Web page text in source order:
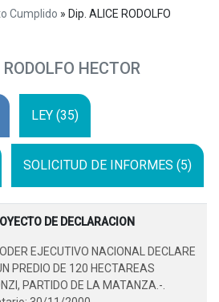
Cumplido » Dip. ALICE RODOLFO
HECTOR
LEY (35)
SOLICITUD DE INFORMES (5)
DE DECLARACION
EJECUTIVO NACIONAL DECLARE
PREDIO DE 120 HECTAREAS
PARTIDO DE LA MATANZA.-.